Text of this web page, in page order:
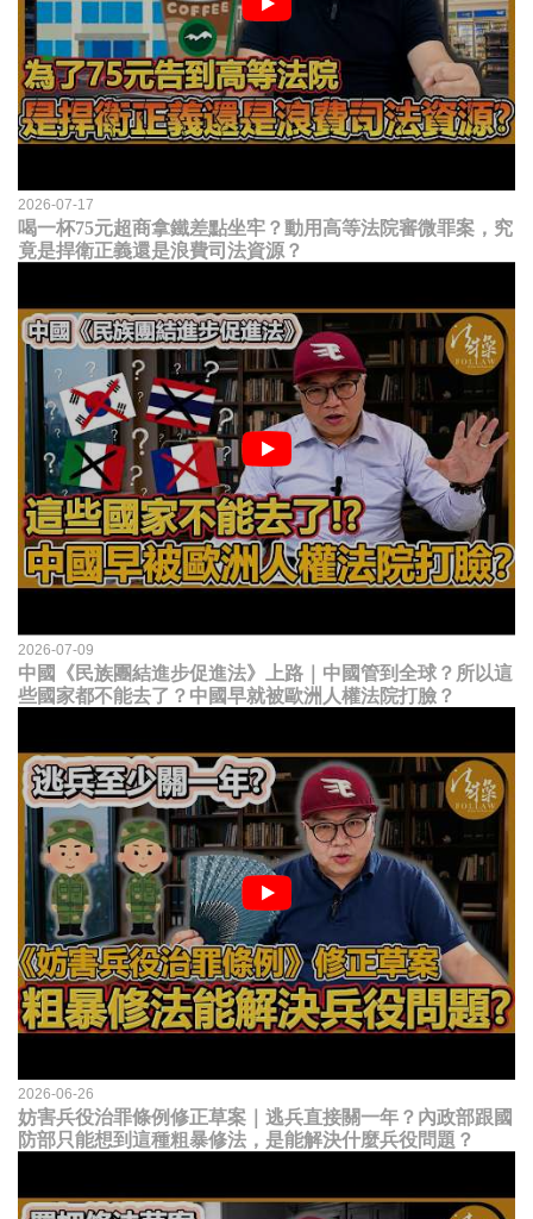
2026-07-17
喝一杯75元超商拿鐵差點坐牢？動用高等法院審微罪案，究
竟是捍衛正義還是浪費司法資源？
2026-07-09
中國《民族團結進步促進法》上路｜中國管到全球？所以這
些國家都不能去了？中國早就被歐洲人權法院打臉？
2026-06-26
妨害兵役治罪條例修正草案｜逃兵直接關一年？內政部跟國
防部只能想到這種粗暴修法，是能解決什麼兵役問題？